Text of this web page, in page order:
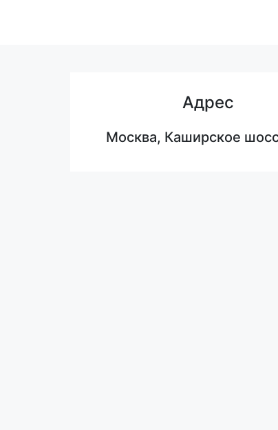
Адрес
Москва, Каширское